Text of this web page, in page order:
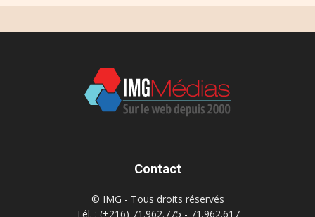
Contact
© IMG - Tous droits réservés
Tél. : (+216) 71.962.775 - 71.962.617